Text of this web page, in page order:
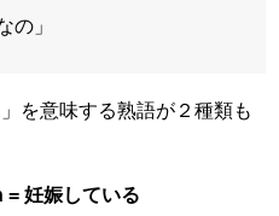
の」
を意味する熟語が２種類も
妊娠している